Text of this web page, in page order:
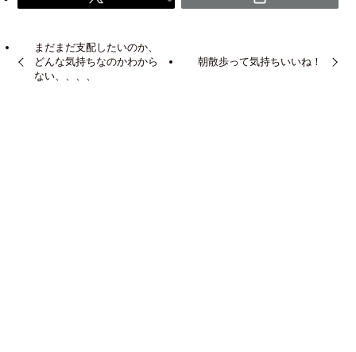
まだまだ支配したいのか、
どんな気持ちなのかわから
ない、、、、
朝散歩って気持ちいいね！